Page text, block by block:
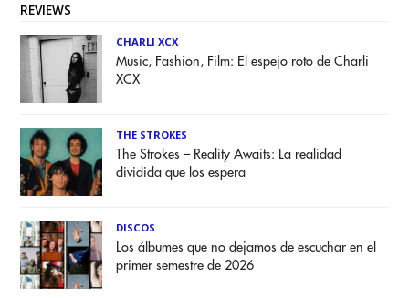
REVIEWS
CHARLI XCX
Music, Fashion, Film: El espejo roto de Charli
XCX
THE STROKES
The Strokes – Reality Awaits: La realidad
dividida que los espera
DISCOS
Los álbumes que no dejamos de escuchar en el
primer semestre de 2026